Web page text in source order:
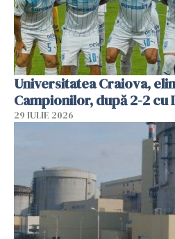
Universitatea Craiova,
Campionilor, după 2-2 cu
29 IULIE 2026